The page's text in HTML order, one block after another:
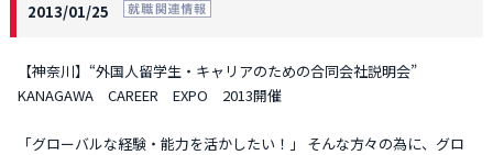
2013/01/25
【神奈川】“外国人留学生・キャリアのための合同会社説明会”
KANAGAWA CAREER EXPO 2013開催
「グローバルな経験・能力を活かしたい！」 そんな方々の為に、グロ